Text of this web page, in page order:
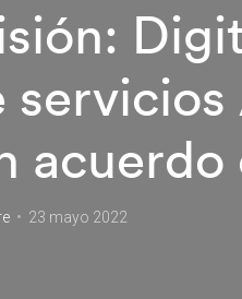
acuerdo
23 mayo 2022